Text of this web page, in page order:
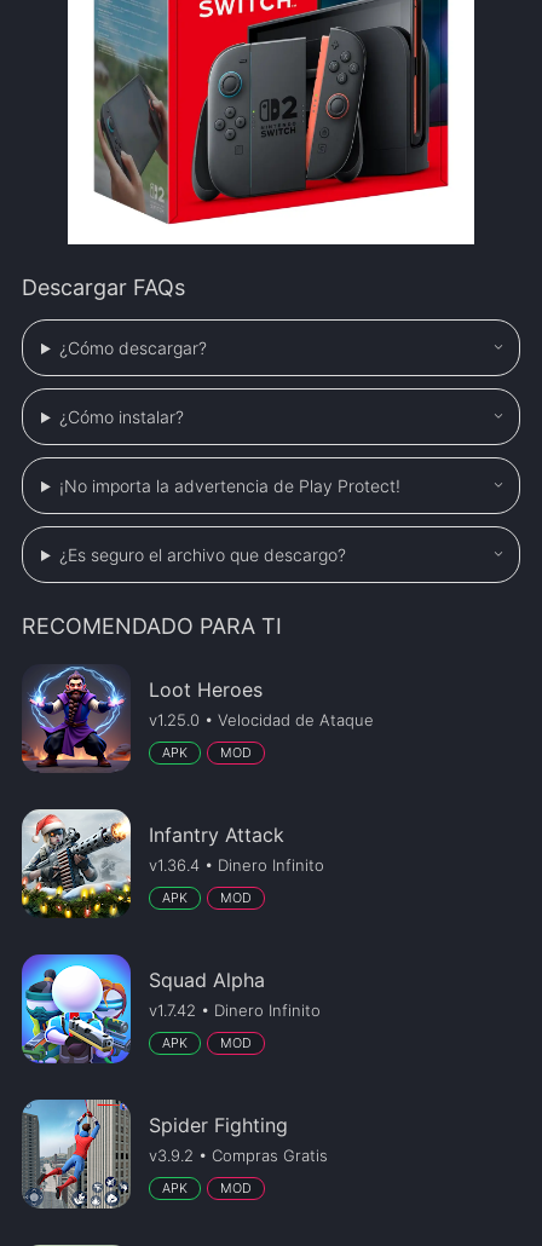
Descargar FAQs
¿Cómo descargar?
¿Cómo instalar?
¡No importa la advertencia de Play Protect!
¿Es seguro el archivo que descargo?
RECOMENDADO PARA TI
Loot Heroes
v1.25.0 • Velocidad de Ataque
APK MOD
Infantry Attack
v1.36.4 • Dinero Infinito
APK MOD
Squad Alpha
v1.7.42 • Dinero Infinito
APK MOD
Spider Fighting
v3.9.2 • Compras Gratis
APK MOD